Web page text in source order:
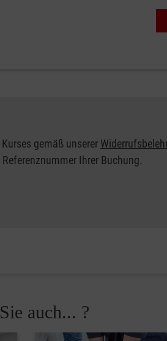
gemäß unserer
Ihrer Buchung.
auch... ?